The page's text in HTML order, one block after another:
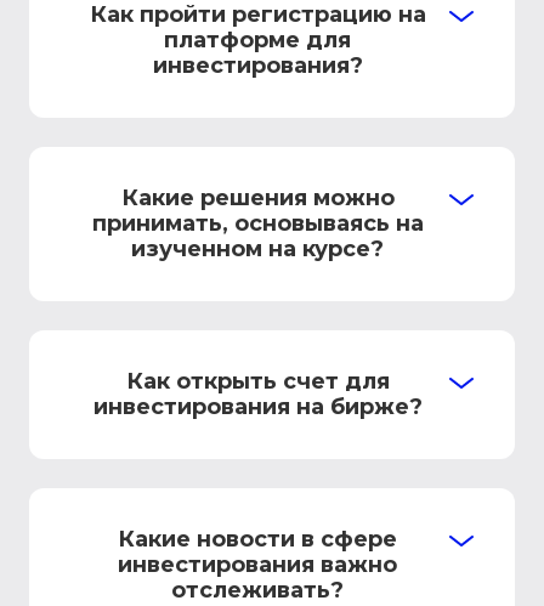
Как пройти регистрацию на
платформе для
инвестирования?
Какие решения можно
принимать, основываясь на
изученном на курсе?
Как открыть счет для
инвестирования на бирже?
Какие новости в сфере
инвестирования важно
отслеживать?